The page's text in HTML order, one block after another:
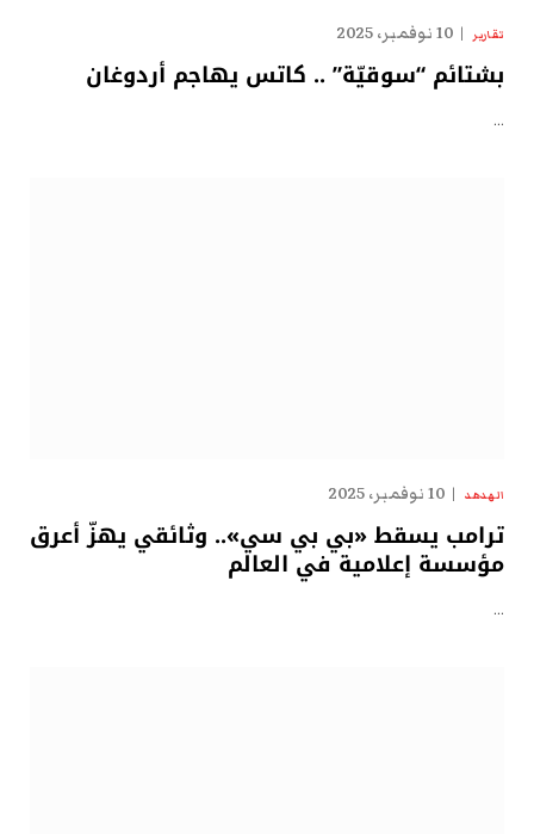
تقارير 10 نوفمبر، 2025
بشتائم “سوقيّة” .. كاتس يهاجم أردوغان
…
الهدهد 10 نوفمبر، 2025
ترامب يسقط «بي بي سي».. وثائقي يهزّ أعرق
مؤسسة إعلامية في العالم
…